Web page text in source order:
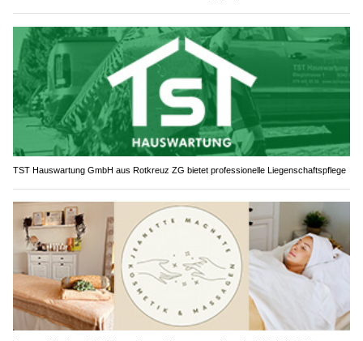
TST Hauswartung GmbH aus Rotkreuz ZG bietet professionelle Liegenschaftspflege